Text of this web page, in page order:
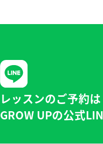
レッスンのご予約は
GROW UPの公式